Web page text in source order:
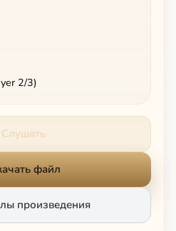
2/3)
Слушать
файл
произведения